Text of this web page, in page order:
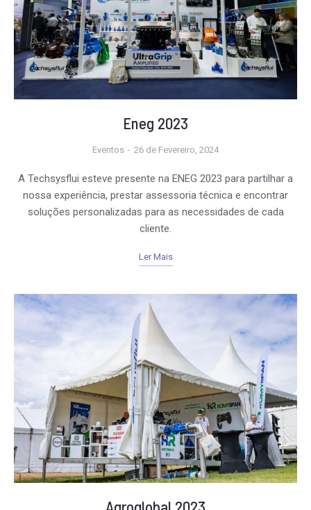
Eneg 2023
Eventos 26 de Fevereiro, 2024
A Techsysflui esteve presente na ENEG 2023 para partilhar a
nossa experiência, prestar assessoria técnica e encontrar
soluções personalizadas para as necessidades de cada
cliente.
Ler Mais
de ver conteúdo
e ofertas
personalizadas.